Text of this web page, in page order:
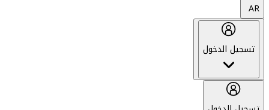
AR
تسجيل الدخول